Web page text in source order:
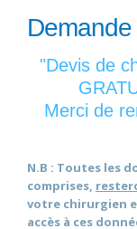
"Devis de
Merci de
N.B : Toutes les
comprises,
votre chirurgien
accès à ces